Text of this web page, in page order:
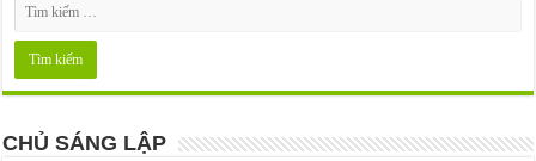
CHỦ SÁNG LẬP